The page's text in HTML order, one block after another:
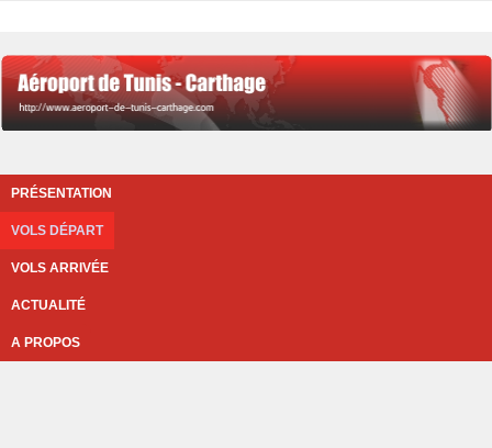
PRÉSENTATION
VOLS DÉPART
VOLS ARRIVÉE
ACTUALITÉ
A PROPOS